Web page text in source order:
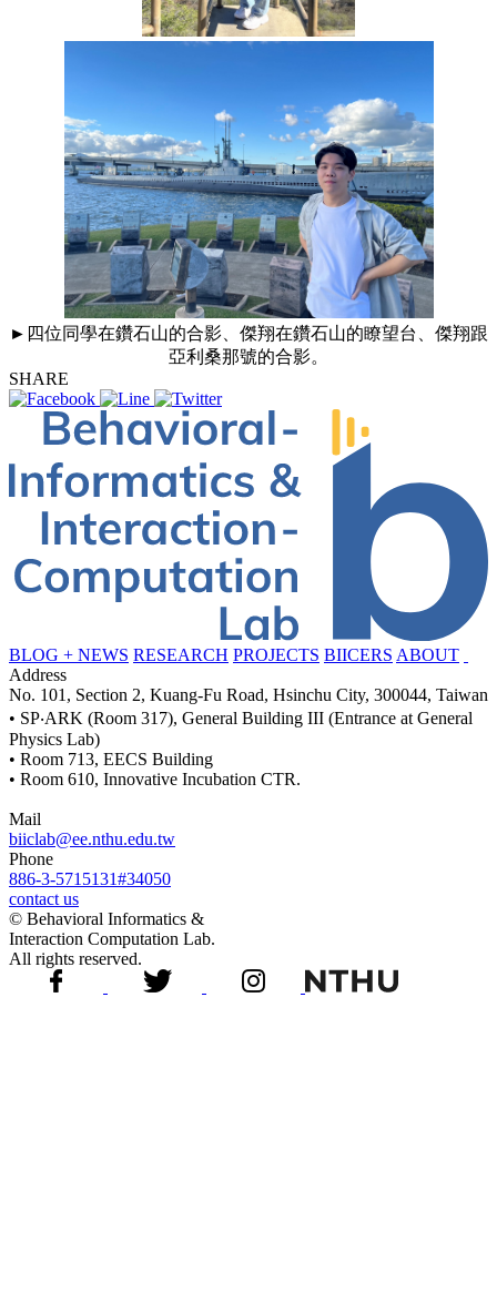
► 四位同學在鑽石山的合影、 傑翔在鑽石山的瞭望台、傑翔跟
亞利桑那號的合影。
SHARE
BLOG + NEWS RESEARCH PROJECTS BIICERS ABOUT
Address
No. 101, Section 2, Kuang-Fu Road, Hsinchu City, 300044, Taiwan
• SP‧ARK (Room 317), General Building III (Entrance at General
Physics Lab)
• Room 713, EECS Building
• Room 610, Innovative Incubation CTR.
Mail
biiclab@ee.nthu.edu.tw
Phone
886-3-5715131#34050
contact us
© Behavioral Informatics &
Interaction Computation Lab.
All rights reserved.